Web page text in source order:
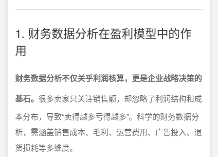
1. 财务数据分析在盈利模型中的作
用
财务数据分析不仅关乎利润核算，更是企业战略决策的
基石。 很多卖家只关注销售额，却忽略了利润结构和成
本分布，导致“卖得越多亏得越多”。科学的财务数据分
析，需涵盖销售成本、毛利、运营费用、广告投入、退
货损耗等多维度。